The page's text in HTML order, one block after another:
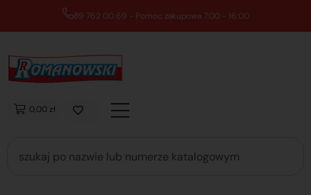
89 762 00 69 - Pomoc zakupowa 7:00 - 16:00
0,00 zł